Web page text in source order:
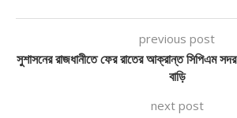
previous post
সুশাসনের রাজধানীতে ফের রাতের আক্রান্ত সিপিএম
বাড়ি
next post